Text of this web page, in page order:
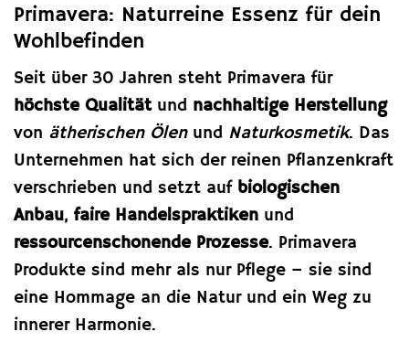
Primavera: Naturreine Essenz für dein
Wohlbefinden
Seit über 30 Jahren steht Primavera für
höchste Qualitätund nachhaltige Herstellung
von ätherischen Ölenund Naturkosmetik. Das
Unternehmen hat sich der reinen Pflanzenkraft
verschrieben und setzt auf biologischen
Anbau, faire Handelspraktiken und
ressourcenschonende Prozesse. Primavera
Produkte sind mehr als nur Pflege – sie sind
eine Hommage an die Natur und ein Weg zu
innerer Harmonie.